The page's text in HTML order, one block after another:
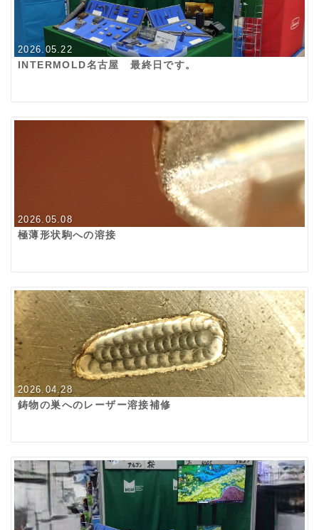
2026.05.22
INTERMOLD名古屋 最終日です。
2026.05.08
極薄形状駒への溶接
2026.04.28
鋳物の巣へのレーザー溶接補修